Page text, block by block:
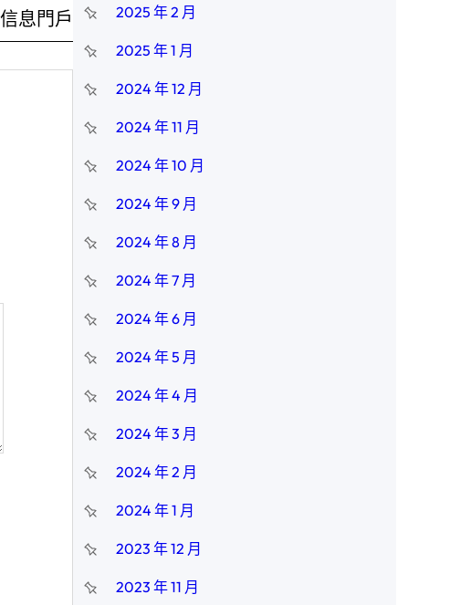
息門戶
2025 年 2 月
2025 年 1 月
2024 年 12 月
2024 年 11 月
2024 年 10 月
2024 年 9 月
2024 年 8 月
2024 年 7 月
2024 年 6 月
2024 年 5 月
2024 年 4 月
2024 年 3 月
2024 年 2 月
2024 年 1 月
2023 年 12 月
2023 年 11 月